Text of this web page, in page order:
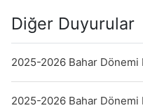
Diğer Duyurular
2025-2026 Bahar Dönemi
2025-2026 Bahar Dönemi